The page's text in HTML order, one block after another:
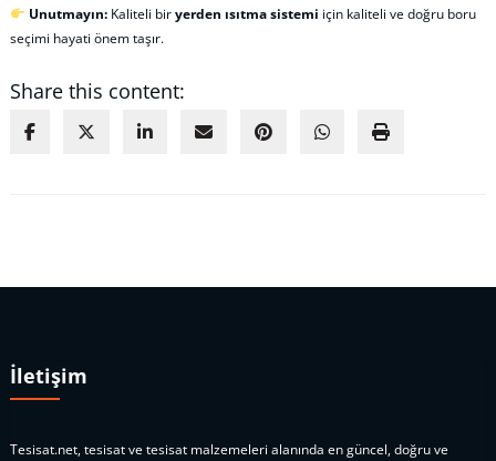
Unutmayın:Kaliteli biryerden ısıtma sistemi için kaliteli ve doğru boru
seçimi hayati önem taşır.
Share this content:
İletişim
Tesisat.net, tesisat ve tesisat malzemeleri alanında en güncel, doğru ve